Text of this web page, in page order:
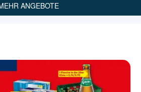
ANGEBOTE